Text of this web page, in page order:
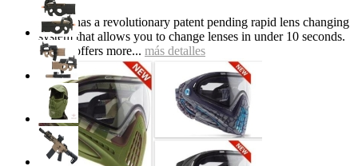
The i5 has a revolutionary patent pending rapid lens changing
system that allows you to change lenses in under 10 seconds.
The i5 offers more... más detalles